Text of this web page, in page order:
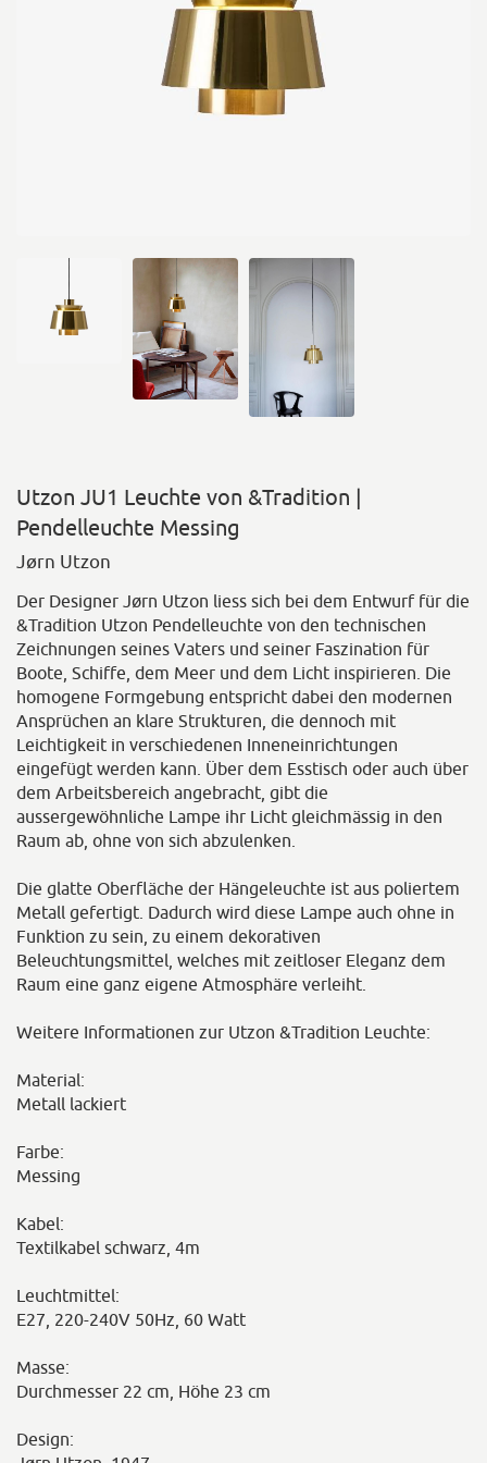
Utzon JU1 Leuchte von &Tradition |
Pendelleuchte Messing
Jørn Utzon
Der Designer Jørn Utzon liess sich bei dem Entwurf für die
&Tradition Utzon Pendelleuchte von den technischen
Zeichnungen seines Vaters und seiner Faszination für
Boote, Schiffe, dem Meer und dem Licht inspirieren. Die
homogene Formgebung entspricht dabei den modernen
Ansprüchen an klare Strukturen, die dennoch mit
Leichtigkeit in verschiedenen Inneneinrichtungen
eingefügt werden kann. Über dem Esstisch oder auch über
dem Arbeitsbereich angebracht, gibt die
aussergewöhnliche Lampe ihr Licht gleichmässig in den
Raum ab, ohne von sich abzulenken.
Die glatte Oberfläche der Hängeleuchte ist aus poliertem
Metall gefertigt. Dadurch wird diese Lampe auch ohne in
Funktion zu sein, zu einem dekorativen
Beleuchtungsmittel, welches mit zeitloser Eleganz dem
Raum eine ganz eigene Atmosphäre verleiht.
Weitere Informationen zur Utzon &Tradition Leuchte:
Material:
Metall lackiert
Farbe:
Messing
Kabel:
Textilkabel schwarz, 4m
Leuchtmittel:
E27, 220-240V 50Hz, 60 Watt
Masse:
Durchmesser 22 cm, Höhe 23 cm
Design: